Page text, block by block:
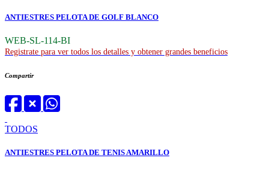
ANTIESTRES PELOTA DE GOLF BLANCO
WEB-SL-114-BI
Registrate para ver todos los detalles y obtener grandes beneficios
Compartir
TODOS
ANTIESTRES PELOTA DE TENIS AMARILLO